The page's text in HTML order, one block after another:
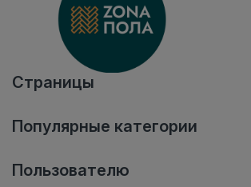
Страницы
Популярные категории
Пользователю